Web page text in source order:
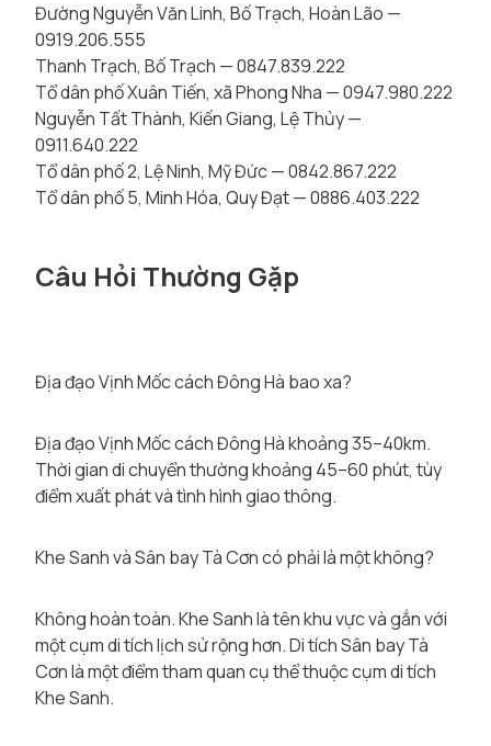
Đường Nguyễn Văn Linh, Bố Trạch, Hoàn Lão —
0919.206.555
Thanh Trạch, Bố Trạch — 0847.839.222
Tổ dân phố Xuân Tiến, xã Phong Nha — 0947.980.222
Nguyễn Tất Thành, Kiến Giang, Lệ Thủy —
0911.640.222
Tổ dân phố 2, Lệ Ninh, Mỹ Đức — 0842.867.222
Tổ dân phố 5, Minh Hóa, Quy Đạt — 0886.403.222
Câu Hỏi Thường Gặp
Địa đạo Vịnh Mốc cách Đông Hà bao xa?
Địa đạo Vịnh Mốc cách Đông Hà khoảng 35–40km.
Thời gian di chuyển thường khoảng 45–60 phút, tùy
điểm xuất phát và tình hình giao thông.
Khe Sanh và Sân bay Tà Cơn có phải là một không?
Không hoàn toàn. Khe Sanh là tên khu vực và gắn với
một cụm di tích lịch sử rộng hơn. Di tích Sân bay Tà
Cơn là một điểm tham quan cụ thể thuộc cụm di tích
Khe Sanh.